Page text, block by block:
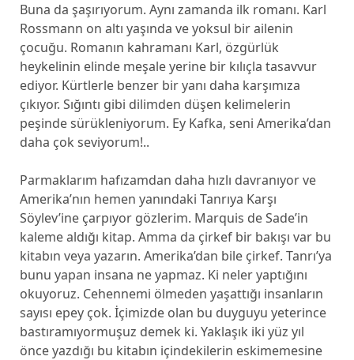
Buna da şaşırıyorum. Aynı zamanda ilk romanı. Karl
Rossmann on altı yaşında ve yoksul bir ailenin
çocuğu. Romanın kahramanı Karl, özgürlük
heykelinin elinde meşale yerine bir kılıçla tasavvur
ediyor. Kürtlerle benzer bir yanı daha karşımıza
çıkıyor. Sığıntı gibi dilimden düşen kelimelerin
peşinde sürükleniyorum. Ey Kafka, seni Amerika’dan
daha çok seviyorum!..
Parmaklarım hafızamdan daha hızlı davranıyor ve
Amerika’nın hemen yanındaki Tanrıya Karşı
Söylev’ine çarpıyor gözlerim. Marquis de Sade’in
kaleme aldığı kitap. Amma da çirkef bir bakışı var bu
kitabın veya yazarın. Amerika’dan bile çirkef. Tanrı’ya
bunu yapan insana ne yapmaz. Ki neler yaptığını
okuyoruz. Cehennemi ölmeden yaşattığı insanların
sayısı epey çok. İçimizde olan bu duyguyu yeterince
bastıramıyormuşuz demek ki. Yaklaşık iki yüz yıl
önce yazdığı bu kitabın içindekilerin eskimemesine